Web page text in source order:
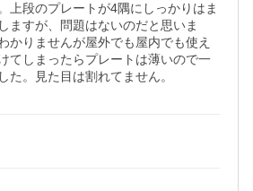
上段のプレートが4隅にしっかりはま
ますが、問題はないのだと思いま
かりませんが屋外でも屋内でも使え
てしまったらプレートは薄いので一
た。見た目は割れてません。